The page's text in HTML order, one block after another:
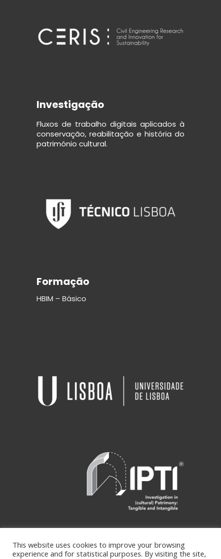
Investigação
Fluxos de trabalho digitais aplicados à
conservação, reabilitação e história do
património cultural.
Formação
HBIM – Básico
This website uses cookies to improve your browsing
experience and for statistical purposes. By visiting the site,